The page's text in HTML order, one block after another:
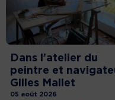
Dans l’atelier du
peintre et
Gilles Mallet
05 août 2026